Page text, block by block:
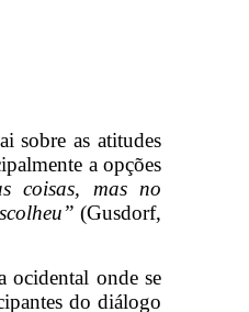
sobre as atitudes
a opções
coisas, mas no
(Gusdorf,
ocidental onde se
do diálogo